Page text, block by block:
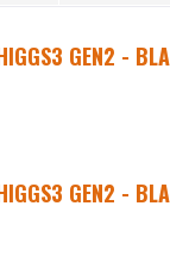
GEN2 -
GEN2 -